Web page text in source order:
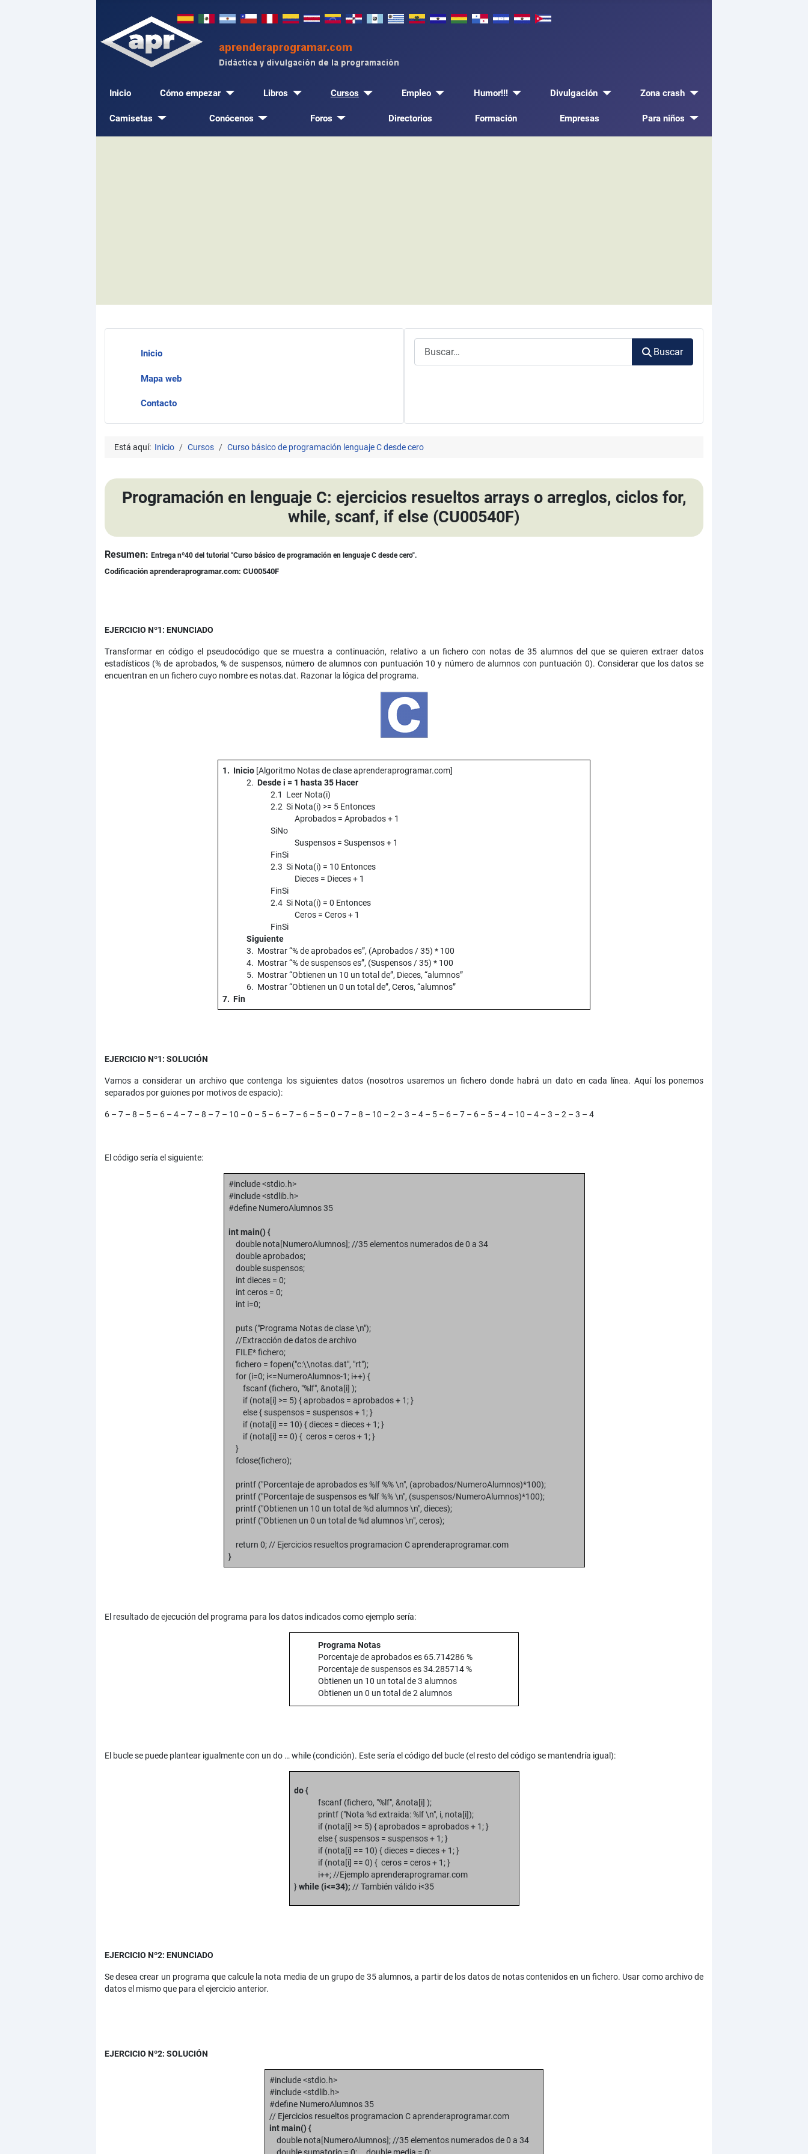
Inicio Cómo empezar Libros Cursos Empleo Humor!!! Divulgación Zona crash
Camisetas Conócenos Foros Directorios Formación Empresas Para niños
Inicio
Mapa web
Contacto
Buscar
Está aquí: Inicio Cursos Curso básico de programación lenguaje C desde cero
Programación en lenguaje C: ejercicios resueltos arrays o arreglos, ciclos for,
while, scanf, if else (CU00540F)
Detalles
Resumen: Entrega nº40 del tutorial "Curso básico de programación en lenguaje C desde cero".
Codificación aprenderaprogramar.com: CU00540F
EJERCICIO Nº1: ENUNCIADO
Transformar en código el pseudocódigo que se muestra a continuación, relativo a un fichero con notas de 35 alumnos del que se quieren extraer datos
estadísticos (% de aprobados, % de suspensos, número de alumnos con puntuación 10 y número de alumnos con puntuación 0). Considerar que los datos se
encuentran en un fichero cuyo nombre es notas.dat. Razonar la lógica del programa.
1. Inicio [Algoritmo Notas de clase aprenderaprogramar.com]
2. Desde i = 1 hasta 35 Hacer
2.1 Leer Nota(i)
2.2 Si Nota(i) >= 5 Entonces
Aprobados = Aprobados + 1
SiNo
Suspensos = Suspensos + 1
FinSi
2.3 Si Nota(i) = 10 Entonces
Dieces = Dieces + 1
FinSi
2.4 Si Nota(i) = 0 Entonces
Ceros = Ceros + 1
FinSi
Siguiente
3. Mostrar “% de aprobados es”, (Aprobados / 35) * 100
4. Mostrar “% de suspensos es”, (Suspensos / 35) * 100
5. Mostrar “Obtienen un 10 un total de”, Dieces, “alumnos”
6. Mostrar “Obtienen un 0 un total de”, Ceros, “alumnos”
7. Fin
EJERCICIO Nº1: SOLUCIÓN
Vamos a considerar un archivo que contenga los siguientes datos (nosotros usaremos un fichero donde habrá un dato en cada línea. Aquí los ponemos
separados por guiones por motivos de espacio):
6 – 7 – 8 – 5 – 6 – 4 – 7 – 8 – 7 – 10 – 0 – 5 – 6 – 7 – 6 – 5 – 0 – 7 – 8 – 10 – 2 – 3 – 4 – 5 – 6 – 7 – 6 – 5 – 4 – 10 – 4 – 3 – 2 – 3 – 4
El código sería el siguiente:
#include <stdio.h>
#include <stdlib.h>
#define NumeroAlumnos 35
int main() {
double nota[NumeroAlumnos]; //35 elementos numerados de 0 a 34
double aprobados;
double suspensos;
int dieces = 0;
int ceros = 0;
int i=0;
puts ("Programa Notas de clase \n");
//Extracción de datos de archivo
FILE* fichero;
fichero = fopen("c:\\notas.dat", "rt");
for (i=0; i<=NumeroAlumnos-1; i++) {
fscanf (fichero, "%lf", &nota[i] );
if (nota[i] >= 5) { aprobados = aprobados + 1; }
else { suspensos = suspensos + 1; }
if (nota[i] == 10) { dieces = dieces + 1; }
if (nota[i] == 0) { ceros = ceros + 1; }
}
fclose(fichero);
printf ("Porcentaje de aprobados es %lf %% \n", (aprobados/NumeroAlumnos)*100);
printf ("Porcentaje de suspensos es %lf %% \n", (suspensos/NumeroAlumnos)*100);
printf ("Obtienen un 10 un total de %d alumnos \n", dieces);
printf ("Obtienen un 0 un total de %d alumnos \n", ceros);
return 0; // Ejercicios resueltos programacion C aprenderaprogramar.com
}
El resultado de ejecución del programa para los datos indicados como ejemplo sería:
Programa Notas
Porcentaje de aprobados es 65.714286 %
Porcentaje de suspensos es 34.285714 %
Obtienen un 10 un total de 3 alumnos
Obtienen un 0 un total de 2 alumnos
El bucle se puede plantear igualmente con un do … while (condición). Este sería el código del bucle (el resto del código se mantendría igual):
do {
fscanf (fichero, "%lf", &nota[i] );
printf ("Nota %d extraida: %lf \n", i, nota[i]);
if (nota[i] >= 5) { aprobados = aprobados + 1; }
else { suspensos = suspensos + 1; }
if (nota[i] == 10) { dieces = dieces + 1; }
if (nota[i] == 0) { ceros = ceros + 1; }
i++; //Ejemplo aprenderaprogramar.com
}while (i<=34); // También válido i<35
EJERCICIO Nº2: ENUNCIADO
Se desea crear un programa que calcule la nota media de un grupo de 35 alumnos, a partir de los datos de notas contenidos en un fichero. Usar como archivo de
datos el mismo que para el ejercicio anterior.
EJERCICIO Nº2: SOLUCIÓN
#include <stdio.h>
#include <stdlib.h>
#define NumeroAlumnos 35
// Ejercicios resueltos programacion C aprenderaprogramar.com
int main() {
double nota[NumeroAlumnos]; //35 elementos numerados de 0 a 34